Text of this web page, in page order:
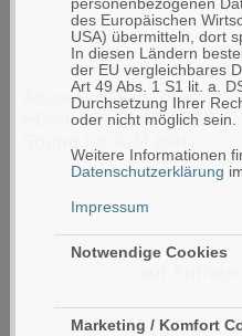
personenbezogenen
des Europäischen
USA) übermitteln, dort
In diesen Ländern
der EU vergleichbares
Art 49 Abs. 1 S1 lit. a.
Durchsetzung Ihrer
oder nicht möglich sein.
Weitere Informationen
Datenschutzerklärung
Impressum
Notwendige Cookies
Marketing / Komfort
Advantec Desk Dock
HDMI, DP, GLAN, USB,
→ Anmelden für Händlerpreise